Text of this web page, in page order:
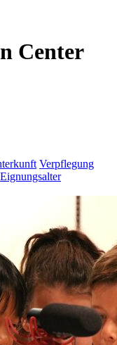
Center
Verpflegung
Eignungsalter